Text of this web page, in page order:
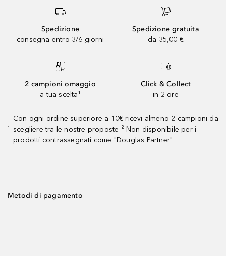
Spedizione
consegna entro 3/6 giorni
Spedizione gratuita
da 35,00 €
2 campioni omaggio
a tua scelta¹
Click & Collect
in 2 ore
¹
Con ogni ordine superiore a 10€ ricevi almeno 2 campioni da
scegliere tra le nostre proposte ² Non disponibile per i
prodotti contrassegnati come "Douglas Partner"
Metodi di pagamento